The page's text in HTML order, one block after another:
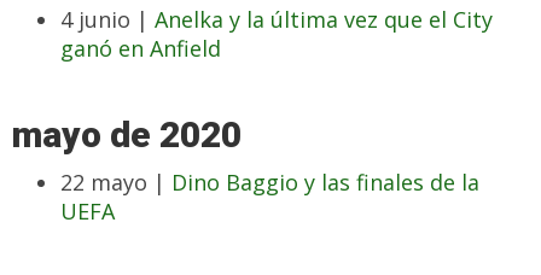
4 junio | Anelka y la última vez que el City
ganó en Anfield
mayo de 2020
22 mayo | Dino Baggio y las finales de la
UEFA